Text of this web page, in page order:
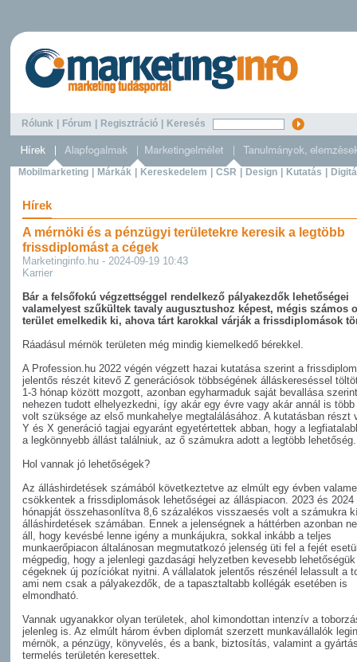
Rólunk Fórum Regisztráció Keresés
Mobilmarketing Márkák Kereskedelem CSR Design Kutatás
Hírek
A mérnöki és a pénzügyi területekre keresik a legtöbb
frissdiplomást a cégek
Marketinginfo.hu - 2024-09-19 10:43
Karrier
Bár a felsőfokú végzettséggel rendelkező pályakezdők lehetőségei
valamelyest szűkültek tavaly augusztushoz képest, mégis számos
terület emelkedik ki, ahova tárt karokkal várják a frissdiplomások
Ráadásul mérnök területen még mindig kiemelkedő bérekkel.
A Profession.hu 2022 végén végzett hazai kutatása szerint a
jelentős részét kitevő Z generációsok többségének álláskereséssel
1-3 hónap között mozgott, azonban egyharmaduk saját bevallása szerint
nehezen tudott elhelyezkedni, így akár egy évre vagy akár annál is több
volt szüksége az első munkahelye megtalálásához. A kutatásban részt
Y és X generáció tagjai egyaránt egyetértettek abban, hogy a
a legkönnyebb állást találniuk, az ő számukra adott a legtöbb lehetőség.
Hol vannak jó lehetőségek?
Az álláshirdetések számából következtetve az elmúlt egy évben
csökkentek a frissdiplomások lehetőségei az álláspiacon. 2023 és 2024
hónapját összehasonlítva 8,6 százalékos visszaesés volt a számukra
álláshirdetések számában. Ennek a jelenségnek a háttérben azonban
áll, hogy kevésbé lenne igény a munkájukra, sokkal inkább a teljes
munkaerőpiacon általánosan megmutatkozó jelenség üti fel a fejét
mégpedig, hogy a jelenlegi gazdasági helyzetben kevesebb
cégeknek új pozíciókat nyitni. A vállalatok jelentős részénél lelassult a
ami nem csak a pályakezdők, de a tapasztaltabb kollégák esetében is
elmondható.
Vannak ugyanakkor olyan területek, ahol kimondottan intenzív a
jelenleg is. Az elmúlt három évben diplomát szerzett munkavállalók
mérnök, a pénzügy, könyvelés, és a bank, biztosítás, valamint a
termelés területén keresettek.